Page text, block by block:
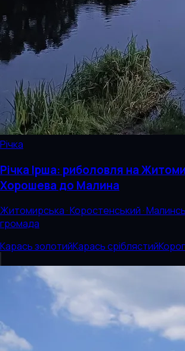
Річка
Річка Ірша: риболовля на
Хорошева до Малина
Житомирська · Коростенський ·
громада
Карась золотийКарась сріблястий